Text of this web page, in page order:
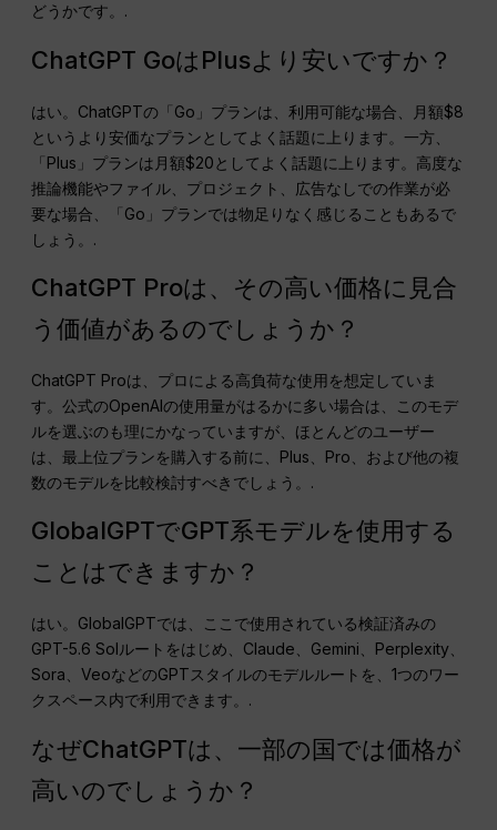
どうかです。.
ChatGPT GoはPlusより安いですか？
はい。ChatGPTの「Go」プランは、利用可能な場合、月額$8
というより安価なプランとしてよく話題に上ります。一方、
「Plus」プランは月額$20としてよく話題に上ります。高度な
推論機能やファイル、プロジェクト、広告なしでの作業が必
要な場合、「Go」プランでは物足りなく感じることもあるで
しょう。.
ChatGPT Proは、その高い価格に見合
う価値があるのでしょうか？
ChatGPT Proは、プロによる高負荷な使用を想定していま
す。公式のOpenAIの使用量がはるかに多い場合は、このモデ
ルを選ぶのも理にかなっていますが、ほとんどのユーザー
は、最上位プランを購入する前に、Plus、Pro、および他の複
数のモデルを比較検討すべきでしょう。.
GlobalGPTでGPT系モデルを使用する
ことはできますか？
はい。GlobalGPTでは、ここで使用されている検証済みの
GPT-5.6 Solルートをはじめ、Claude、Gemini、Perplexity、
Sora、VeoなどのGPTスタイルのモデルルートを、1つのワー
クスペース内で利用できます。.
なぜChatGPTは、一部の国では価格が
高いのでしょうか？